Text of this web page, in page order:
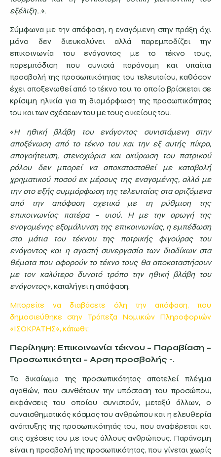
εξέλιξη…».
Σύμφωνα με την απόφαση, η εναγόμενη στην πράξη όχι
μόνο δεν διευκολύνει αλλά παρεμποδίζει την
επικοινωνία του ενάγοντος με το τέκνο τους,
παρεμπόδιση που συνιστά παράνομη και υπαίτια
προσβολή της προσωπικότητας του τελευταίου, καθόσον
έχει αποξενωθεί από το τέκνο του, το οποίο βρίσκεται σε
κρίσιμη ηλικία για τη διαμόρφωση της προσωπικότητας
του και των σχέσεων του με τους οικείους του.
«Η ηθική βλάβη του ενάγοντος συνιστάμενη στην
αποξένωση από το τέκνο του και την εξ αυτής πίκρα,
απογοήτευση, στενοχώρια και ακύρωση του πατρικού
ρόλου δεν μπορεί να αποκατασταθεί με καταβολή
χρηματικού ποσού εκ μέρους της εναγομένης, αλλά με
την στο εξής συμμόρφωση της τελευταίας στα οριζόμενα
από την απόφαση σχετικά με τη ρύθμιση της
επικοινωνίας πατέρα – υιού. Η με την αρωγή της
εναγομένης εξομάλυνση της επικοινωνίας, η εμπέδωση
στα μάτια του τέκνου της πατρικής φιγούρας του
ενάγοντος και η αγαστή συνεργασία των διαδίκων στα
θέματα που αφορούν το τέκνο τους θα αποκαταστήσουν
με τον καλύτερο δυνατό τρόπο την ηθική βλάβη του
ενάγοντος», καταλήγει η απόφαση.
Μπορείτε να διαβάσετε όλη την απόφαση, που
δημοσιεύθηκε στην Τράπεζα Νομικών Πληροφοριών
«ΙΣΟΚΡΑΤΗΣ», κάτωθι:
Περίληψη: Επικοινωνία τέκνου – Παραβίαση –
Προσωπικότητα – Αρση προσβολής -.
Το δικαίωμα της προσωπικότητας αποτελεί πλέγμα
αγαθών, που συνθέτουν την υπόσταση του προσώπου,
εκφάνσεις του οποίου συνιστούν, μεταξύ άλλων, ο
συναισθηματικός κόσμος του ανθρώπου και η ελευθερία
ανάπτυξης της προσωπικότητάς του, που αναφέρεται και
στις σχέσεις του με τους άλλους ανθρώπους. Παράνομη
είναι η προσβολή της προσωπικότητας, που γίνεται χωρίς